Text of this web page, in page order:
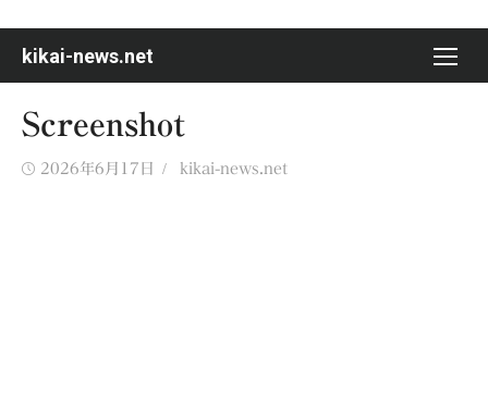
content
kikai-news.net
Screenshot
Posted
2026年6月17日 Author
kikai-news.net